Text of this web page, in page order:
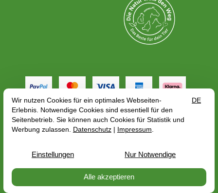
Tous les tarifs incluent la TVA plusfrais de port
fonction de l'adresse de livraison, le prix brut peut
livraison.
© 2026 — PerNaturam GmbH